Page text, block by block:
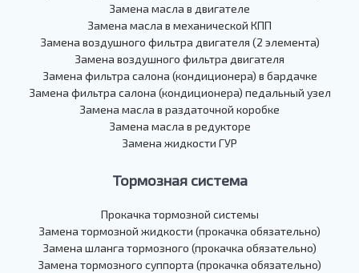
Замена масла в двигателе
Замена масла в механической КПП
Замена воздушного фильтра двигателя (2 элемента)
Замена воздушного фильтра двигателя
Замена фильтра салона (кондиционера) в бардачке
Замена фильтра салона (кондиционера) педальный узел
Замена масла в раздаточной коробке
Замена масла в редукторе
Замена жидкости ГУР
Тормозная система
Прокачка тормозной системы
Замена тормозной жидкости (прокачка обязательно)
Замена шланга тормозного (прокачка обязательно)
Замена тормозного суппорта (прокачка обязательно)